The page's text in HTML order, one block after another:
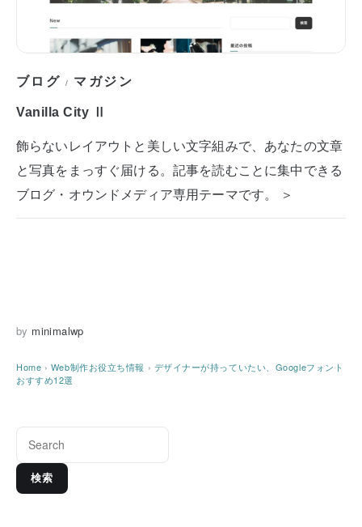
ブログ / マガジン
Vanilla City Ⅱ
飾らないレイアウトと美しい文字組みで、あなたの文章
と写真をまっすぐ届ける。記事を読むことに集中できる
ブログ・オウンドメディア専用テーマです。 ＞
by minimalwp
Home › Web制作お役立ち情報 › デザイナーが持っていたい、Googleフォント
おすすめ12選
検索